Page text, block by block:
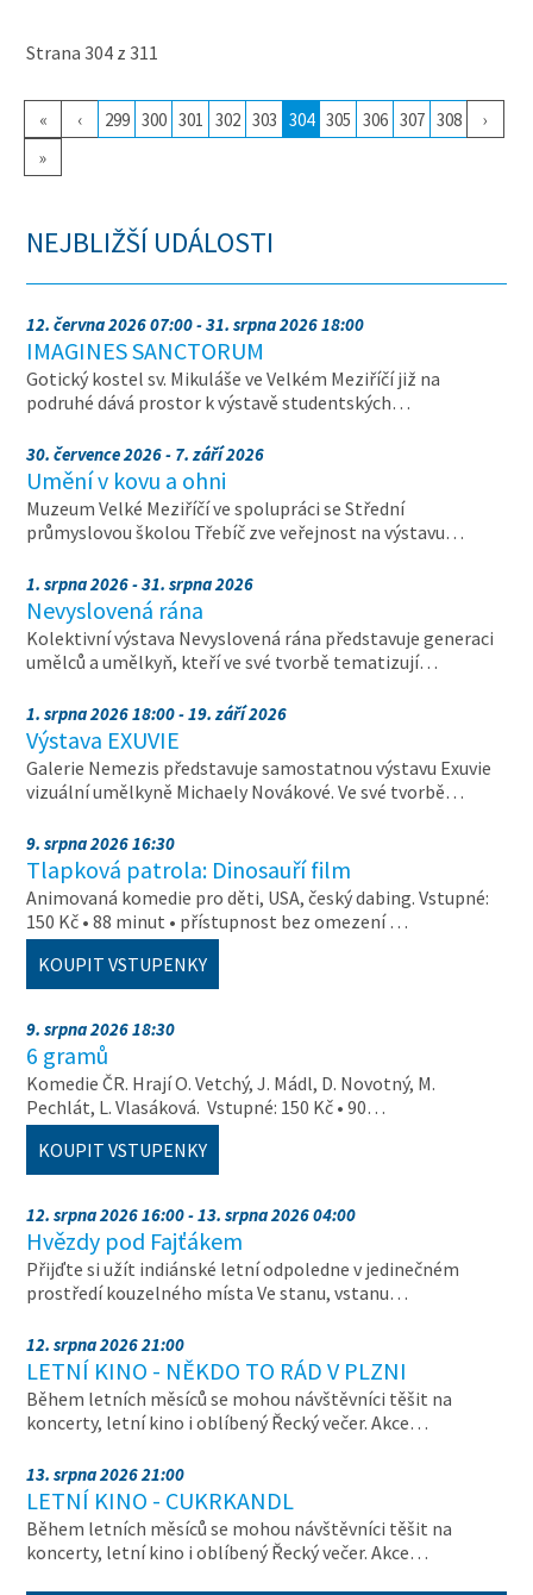
Strana 304 z 311
« ‹ 299 300 301 302 303 304 305 306 307 308
›
»
NEJBLIŽŠÍ UDÁLOSTI
12. června 2026 07:00 - 31. srpna 2026 18:00
IMAGINES SANCTORUM
Gotický kostel sv. Mikuláše ve Velkém Meziříčí již na
podruhé dává prostor k výstavě studentských…
30. července 2026 - 7. září 2026
Umění v kovu a ohni
Muzeum Velké Meziříčí ve spolupráci se Střední
průmyslovou školou Třebíč zve veřejnost na výstavu…
1. srpna 2026 - 31. srpna 2026
Nevyslovená rána
Kolektivní výstava Nevyslovená rána představuje generaci
umělců a umělkyň, kteří ve své tvorbě tematizují…
1. srpna 2026 18:00 - 19. září 2026
Výstava EXUVIE
Galerie Nemezis představuje samostatnou výstavu Exuvie
vizuální umělkyně Michaely Novákové. Ve své tvorbě…
9. srpna 2026 16:30
Tlapková patrola: Dinosauří film
Animovaná komedie pro děti, USA, český dabing. Vstupné:
150 Kč • 88 minut • přístupnost bez omezení …
KOUPIT VSTUPENKY
9. srpna 2026 18:30
6 gramů
Komedie ČR. Hrají O. Vetchý, J. Mádl, D. Novotný, M.
Pechlát, L. Vlasáková. Vstupné: 150 Kč • 90…
KOUPIT VSTUPENKY
12. srpna 2026 16:00 - 13. srpna 2026 04:00
Hvězdy pod Fajťákem
Přijďte si užít indiánské letní odpoledne v jedinečném
prostředí kouzelného místa Ve stanu, vstanu…
12. srpna 2026 21:00
LETNÍ KINO - NĚKDO TO RÁD V PLZNI
Během letních měsíců se mohou návštěvníci těšit na
koncerty, letní kino i oblíbený Řecký večer. Akce…
13. srpna 2026 21:00
LETNÍ KINO - CUKRKANDL
Během letních měsíců se mohou návštěvníci těšit na
koncerty, letní kino i oblíbený Řecký večer. Akce…